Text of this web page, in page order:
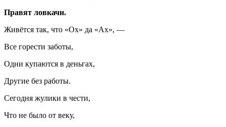
Правят ловкачи.
Живётся так, что «Ох» да «Ах», —
Все горести заботы,
Одни купаются в деньгах,
Другие без работы.
Сегодня жулики в чести,
Что не было от веку,